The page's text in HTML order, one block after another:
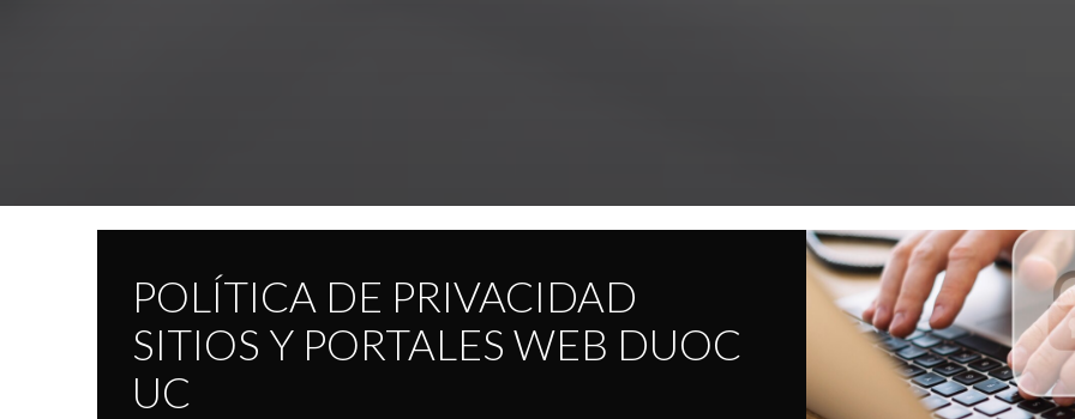
POLÍTICA DE PRIVACIDAD
SITIOS Y PORTALES WEB DUOC
UC